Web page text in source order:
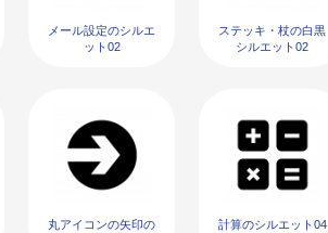
メール設定のシルエ
ット02
ステッキ・杖の白黒
シルエット02
丸アイコンの矢印の
計算のシルエット04